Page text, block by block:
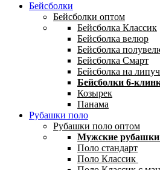
Бейсболки
Бейсболки оптом
Бейсболка Классик
Бейсболка велюр
Бейсболка
Бейсболка Смарт
Бейсболка на
Бейсболки 6-
Козырек
Панама
Рубашки поло
Рубашки поло оптом
Мужские рубашки
Поло стандарт
Поло Классик